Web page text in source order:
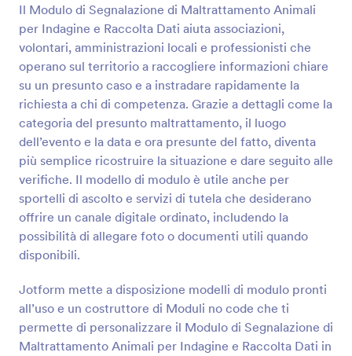
Il Modulo di Segnalazione di Maltrattamento Animali
per Indagine e Raccolta Dati aiuta associazioni,
volontari, amministrazioni locali e professionisti che
operano sul territorio a raccogliere informazioni chiare
su un presunto caso e a instradare rapidamente la
richiesta a chi di competenza. Grazie a dettagli come la
categoria del presunto maltrattamento, il luogo
dell’evento e la data e ora presunte del fatto, diventa
più semplice ricostruire la situazione e dare seguito alle
verifiche. Il modello di modulo è utile anche per
sportelli di ascolto e servizi di tutela che desiderano
offrire un canale digitale ordinato, includendo la
possibilità di allegare foto o documenti utili quando
disponibili.
Jotform mette a disposizione modelli di modulo pronti
all’uso e un costruttore di Moduli no code che ti
permette di personalizzare il Modulo di Segnalazione di
Maltrattamento Animali per Indagine e Raccolta Dati in
Anteprima